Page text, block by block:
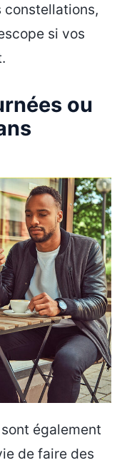
constellations,
si vos
ou
également
de faire des